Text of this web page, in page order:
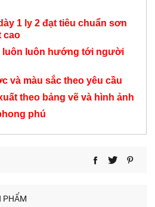
1 ly 2 đạt tiêu chuẩn sơn
cao
luôn luôn hướng tới người
và màu sắc theo yêu cầu
theo bảng vẽ và hình ảnh
phú
PHẨM